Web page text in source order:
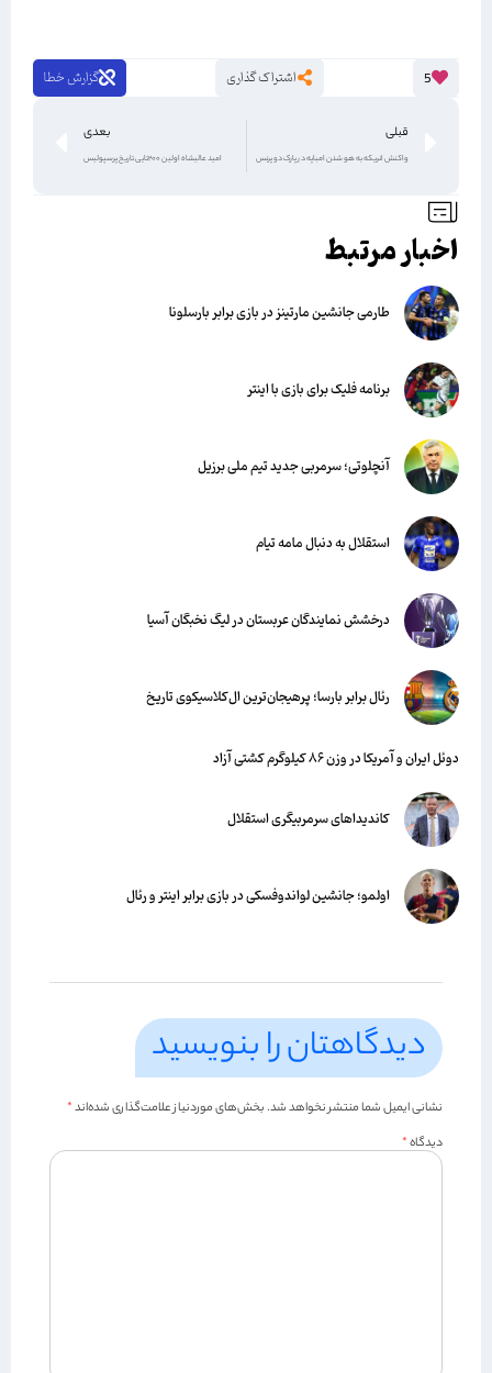
5 اشتراک گذاری گزارش خطا
قبلی
واکنش انریکه به هو شدن امباپه در پارک‌ دو پرنس
بعدی
امید عالیشاه اولین ۲۰۰تایی تاریخ پرسپولیس
اخبار مرتبط
طارمی جانشین مارتینز در بازی برابر بارسلونا
برنامه فلیک برای بازی با اینتر
آنچلوتی؛ سرمربی جدید تیم ملی برزیل
استقلال به دنبال مامه تیام
درخشش نمایندگان عربستان در لیگ نخبگان آسیا
رئال برابر بارسا؛ پرهیجان‌‌ترین ال‌کلاسیکوی تاریخ
دوئل ایران و آمریکا در وزن ۸۶ کیلوگرم کشتی آزاد
کاندیداهای سرمربیگری استقلال
اولمو؛ جانشین لواندوفسکی در بازی برابر اینتر و رئال
دیدگاهتان را بنویسید
نشانی ایمیل شما منتشر نخواهد شد.بخش‌های موردنیاز علامت‌گذاری شده‌اند*
دیدگاه*